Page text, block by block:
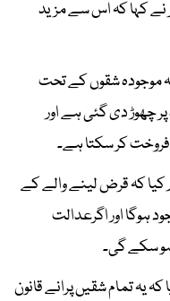
نے کہا کہ اس سے مزید
موجودہ شقوں کے تحت
چھوڑ دی گئی ہے اور
کر سکتا ہے۔
کیا کہ قرض لینے والے کے
ہوگا اور اگرعدالت
سکے گی۔
یہ تمام شقیں پرانے قانون